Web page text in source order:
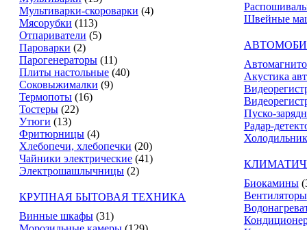
Мультиварки-скороварки (4)
Мясорубки (113)
Отпариватели (5)
Пароварки (2)
Парогенераторы (11)
Плиты настольные (40)
Соковыжималки (9)
Термопоты (16)
Тостеры (22)
Утюги (13)
Фритюрницы (4)
Хлебопечи, хлебопечки (20)
Чайники электрические (41)
Электрошашлычницы (2)
КРУПНАЯ БЫТОВАЯ ТЕХНИКА
Винные шкафы (31)
Швейные
Акустика
Пуско-
Радар-
Биокамины
Вентиляторы